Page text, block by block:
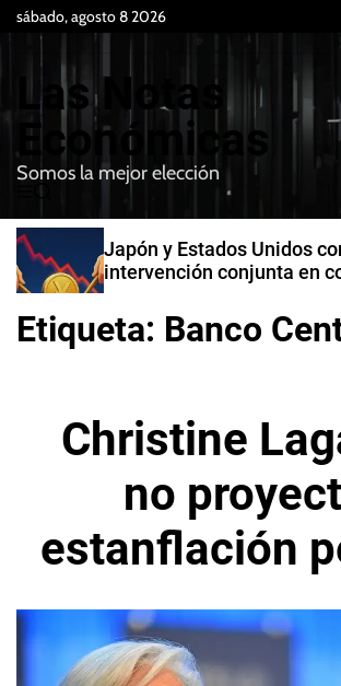
sábado, agosto 8 2026
Las Notas
Económicas
Somos la mejor elección
e
n
u
B
u
c
a
Japón y Estados Unidos
intervención conjunta en
Etiqueta: Banco
Christine
no
estanflación
inflación en
plazo